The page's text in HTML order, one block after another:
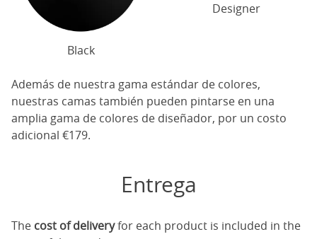
Black
Designer
Además de nuestra gama estándar de colores,
nuestras camas también pueden pintarse en una
amplia gama de colores de diseñador, por un costo
adicional €179.
Entrega
The cost of deliveryfor each product is included in the